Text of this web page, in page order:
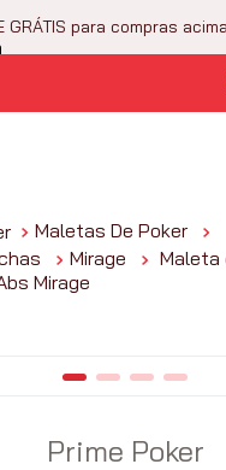
GRÁTIS para compras
Maletas De Poker
Mirage
Maleta
Mirage
Prime Poker